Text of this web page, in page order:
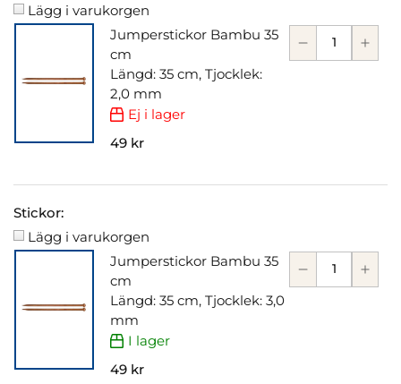
Lägg i varukorgen
Jumperstickor Bambu 35
cm
Längd: 35 cm, Tjocklek:
2,0 mm
Ej i lager
49 kr
Stickor:
Lägg i varukorgen
Jumperstickor Bambu 35
cm
Längd: 35 cm, Tjocklek: 3,0
mm
I lager
49 kr